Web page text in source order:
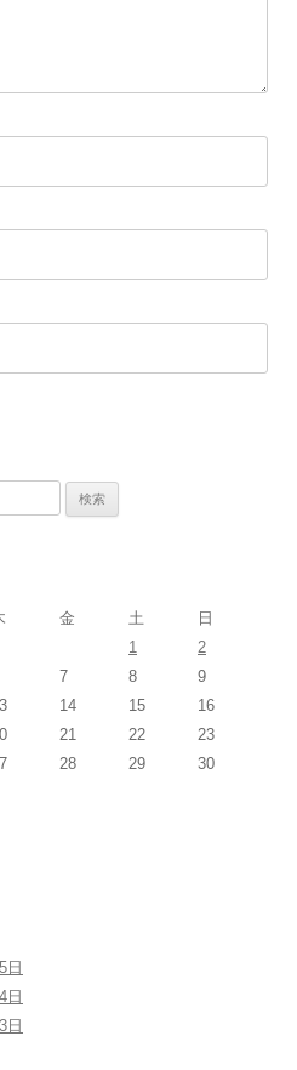
金 土
日
1
2
7 8
9
14 15
16
21 22
23
28 29
30
日
日
日